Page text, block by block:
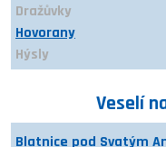
Dražůvky
Hovorany
Hýsly
Ježov
Kostelec
Kyjov
Veselí
Blatnice pod Svatým